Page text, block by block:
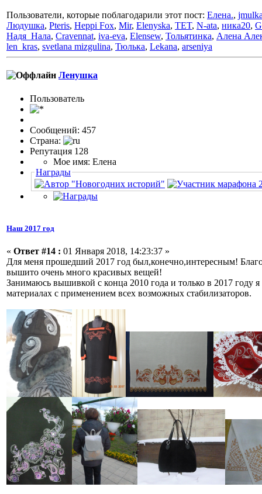
Пользователи, которые поблагодарили этот пост: Елена.,
Людушка, Pteris, Heppi Fox, Mir, Elenyska, TET, N-ata, ника20,
Надя_Нала, Cravennat, iva-eva, Elensew, Тольятинка, Алена
len_kras, svetlana mizgulina, Тюлька, Lekana, arseniya
Ленушка
Пользовaтeль
Сообщений: 457
Страна:
Репутация 128
Мое имя: Елена
Награды
Наш 2017 год
« Ответ #14 : 01 Января 2018, 14:23:37 »
Для меня прошедший 2017 год был,конечно,интересным!
вышито очень много красивых вещей!
Занимаюсь вышивкой с конца 2010 года и только в 2017
материалах с применением всех возможных стабилизаторов.